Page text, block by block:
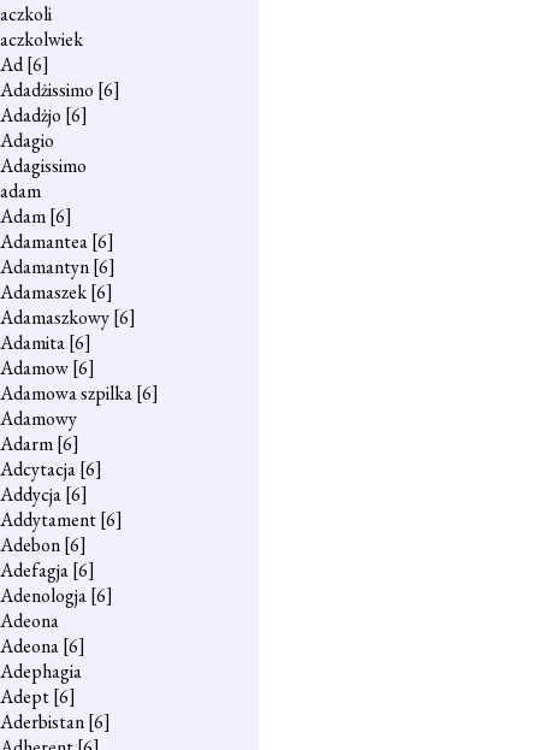
aczkoli
aczkolwiek
Ad[6]
Adadżissimo [6]
Adadżjo [6]
Adagio
Adagissimo
adam
Adam[6]
Adamantea[6]
Adamantyn[6]
Adamaszek[6]
Adamaszkowy[6]
Adamita[6]
Adamow[6]
Adamowa szpilka[6]
Adamowy
Adarm[6]
Adcytacja[6]
Addycja[6]
Addytament[6]
Adebon[6]
Adefagja[6]
Adenologja[6]
Adeona
Adeona[6]
Adephagia
Adept[6]
Aderbistan[6]